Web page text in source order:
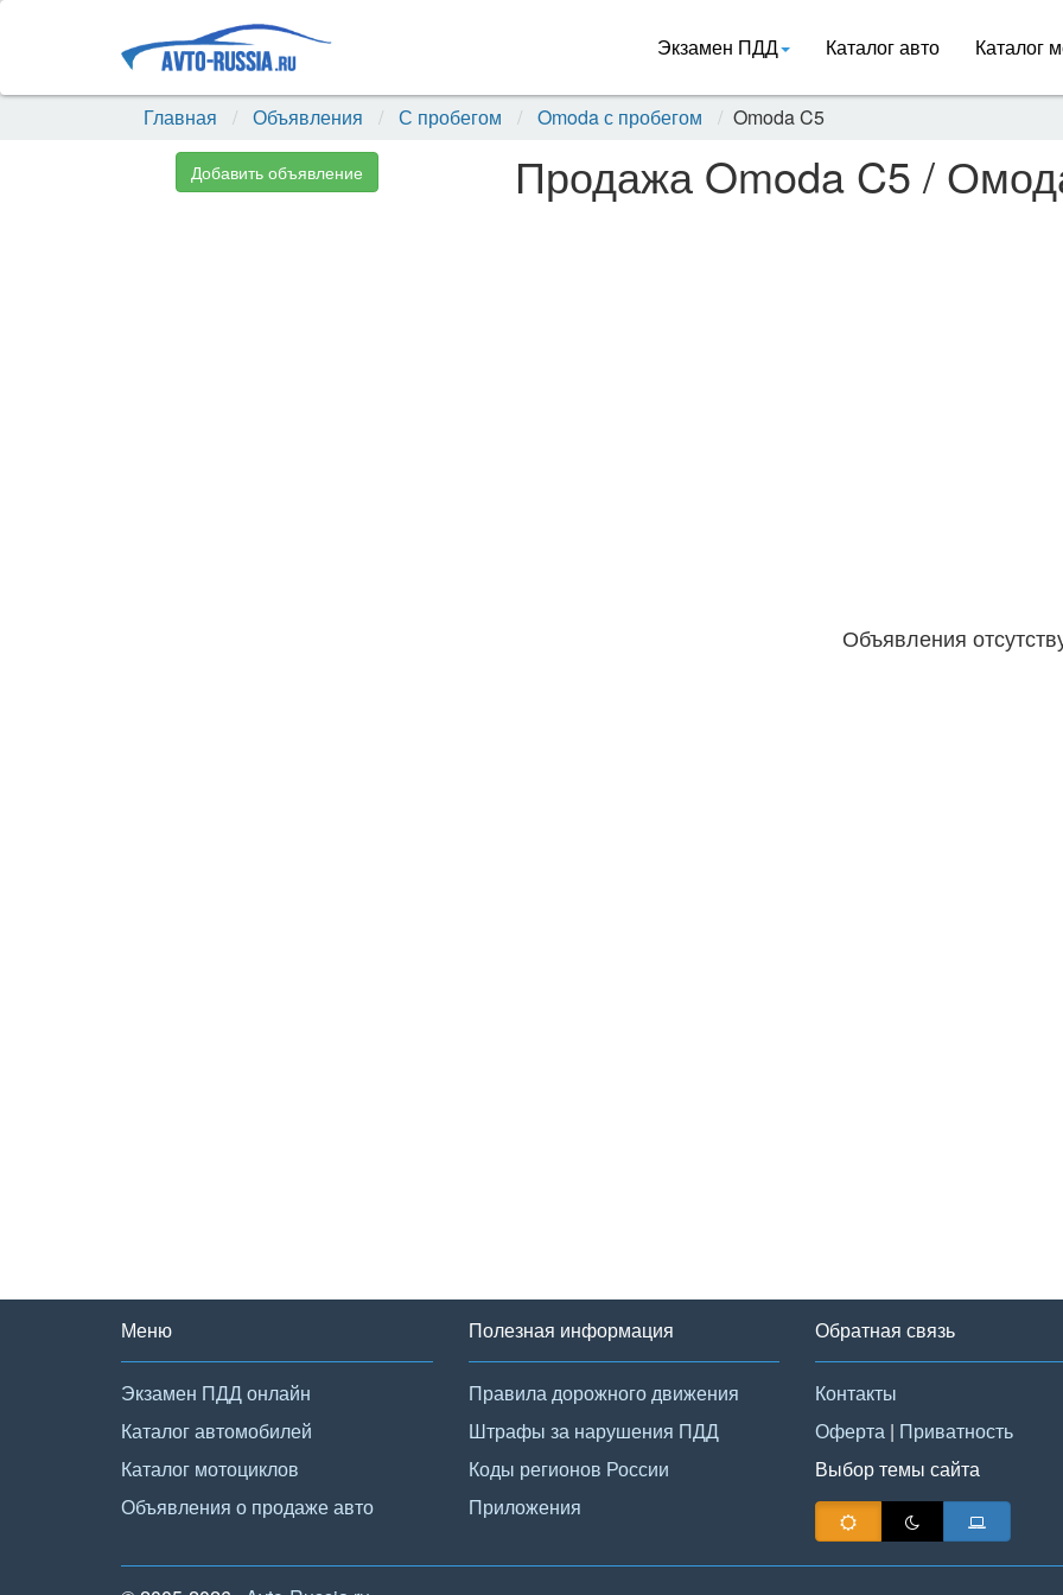
Экзамен ПДД Каталог авто Каталог
Главная Объявления С пробегом Omoda с пробегом Omoda C5
Добавить объявление Продажа Omoda C5 /
Объявления
Меню
Экзамен ПДД онлайн
Каталог автомобилей
Каталог мотоциклов
Объявления о продаже авто
Полезная информация
Правила дорожного движения
Штрафы за нарушения ПДД
Коды регионов России
Приложения
Обратная связь
Контакты
Оферта | Приватность
Выбор темы сайта